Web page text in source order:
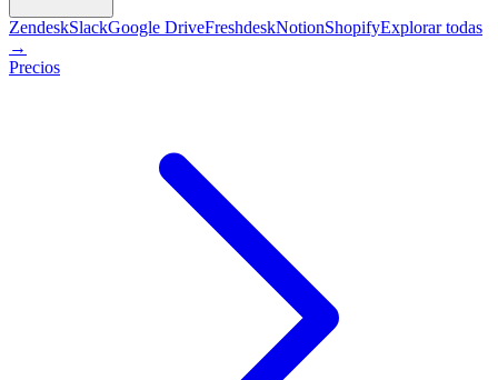
ZendeskSlackGoogle DriveFreshdeskNotionShopifyExplorar todas
→
Precios